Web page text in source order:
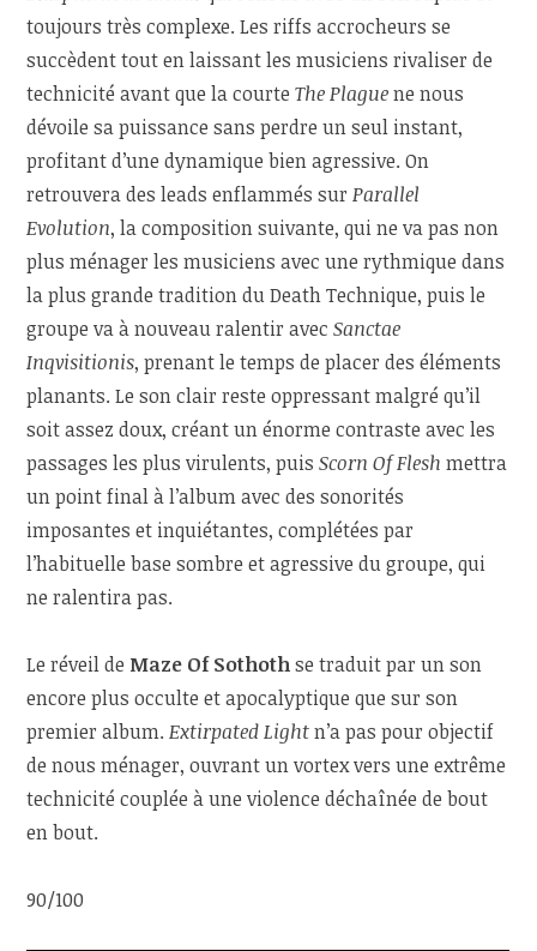
toujours très complexe. Les riffs accrocheurs se
succèdent tout en laissant les musiciens rivaliser de
technicité avant que la courteThe Plaguene nous
dévoile sa puissance sans perdre un seul instant,
profitant d’une dynamique bien agressive. On
retrouvera des leads enflammés surParallel
Evolution, la composition suivante, qui ne va pas non
plus ménager les musiciens avec une rythmique dans
la plus grande tradition du Death Technique, puis le
groupe va à nouveau ralentir avecSanctae
Inqvisitionis, prenant le temps de placer des éléments
planants. Le son clair reste oppressant malgré qu’il
soit assez doux, créant un énorme contraste avec les
passages les plus virulents, puisScorn Of Flesh mettra
un point final à l’album avec des sonorités
imposantes et inquiétantes, complétées par
l’habituelle base sombre et agressive du groupe, qui
ne ralentira pas.
Le réveil de Maze Of Sothothse traduit par un son
encore plus occulte et apocalyptique que sur son
premier album.Extirpated Lightn’a pas pour objectif
de nous ménager, ouvrant un vortex vers une extrême
technicité couplée à une violence déchaînée de bout
en bout.
90/100